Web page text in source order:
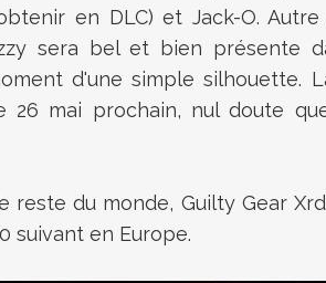
en DLC) et Jack-O.
sera bel et bien présente
d'une simple silhouette.
26 mai prochain, nul doute
reste du monde, Guilty Gear
suivant en Europe.